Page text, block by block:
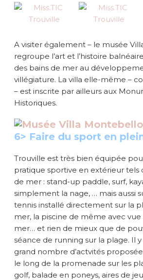
A visiter également – le musée
regroupe l’art et l’histoire
des bains de mer au
villégiature. La villa elle-même –
– est inscrite par ailleurs aux
Historiques.
6> Faire du sport en
Trouville est très bien équipée
pratique sportive en extérieur tels
de mer : stand-up paddle, surf,
simplement la nage, … mais aussi
tennis installé directement sur la
mer, la piscine de même avec vue
mer… et rien de mieux que de
séance de running sur la plage. Il
grand nombre d’actvités
le long de la promenade sur les
golf, balade en poneys, aires de